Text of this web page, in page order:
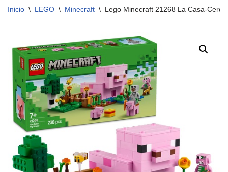
Inicio \ LEGO \ Minecraft \ Lego Minecraft 21268 La Casa-